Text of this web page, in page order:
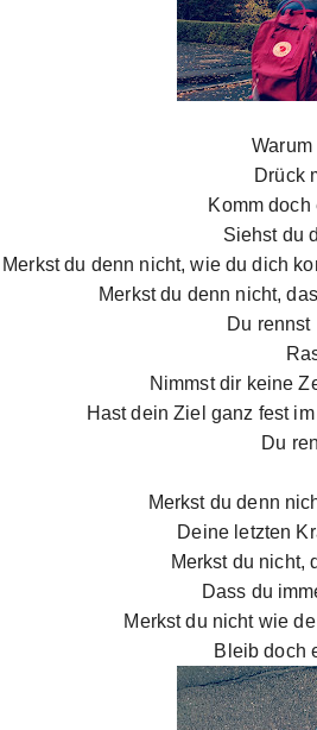
Drück
Komm doch
Siehst du
Merkst du denn nicht, wie du dich
Merkst du denn nicht,
Du rennst
Nimmst dir keine
Hast dein Ziel ganz fest
Du
Merkst du denn
Deine letzten
Merkst du nicht,
Dass du
Merkst du nicht wie
Bleib doch